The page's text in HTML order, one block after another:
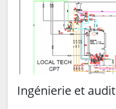
Ingénierie et audit